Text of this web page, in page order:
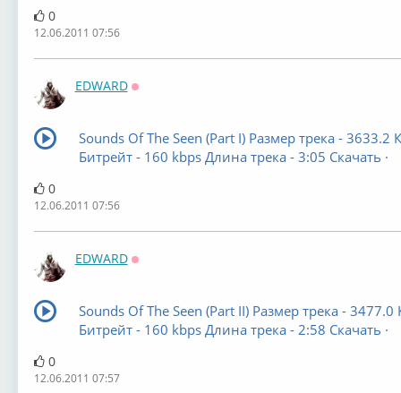
0
12.06.2011 07:56
EDWARD
Sounds Of The Seen (Part I) Размер трека - 3633.2
Битрейт - 160 kbps Длина трека - 3:05 Скачать ·
0
12.06.2011 07:56
EDWARD
Sounds Of The Seen (Part II) Размер трека - 3477.0
Битрейт - 160 kbps Длина трека - 2:58 Скачать ·
0
12.06.2011 07:57